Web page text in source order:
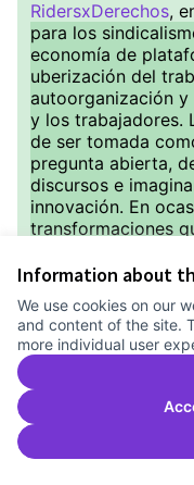
Information about
We use cookies on our
and content of the site.
more individual user
RidersxDerechos,
para los
economía de
uberización del
autoorganización
y los trabajadores.
de ser tomada
pregunta abierta,
discursos e
innovación. En
transformaciones
invisibilizar que
empresas
de explotación y
que muchas
históricas siguen
entre la década de
relación a la
autónomo? ¿Qué
Rider y qué
autónomo digital?